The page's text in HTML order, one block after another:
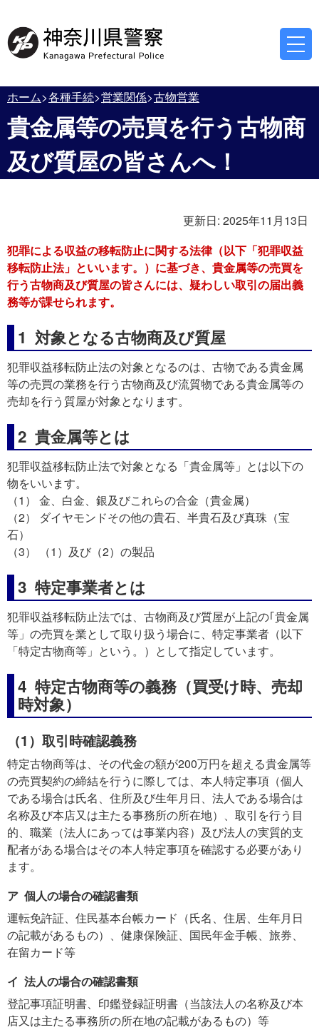
ホーム 各種手続 営業関係 古物営業
貴金属等の売買を行う古物商
及び質屋の皆さんへ！
更新日: 2025年11月13日
犯罪による収益の移転防止に関する法律（以下「犯罪収益
移転防止法」といいます。）に基づき、貴金属等の売買を
行う古物商及び質屋の皆さんには、疑わしい取引の届出義
務等が課せられます。
1 対象となる古物商及び質屋
犯罪収益移転防止法の対象となるのは、古物である貴金属
等の売買の業務を行う古物商及び流質物である貴金属等の
売却を行う質屋が対象となります。
2 貴金属等とは
犯罪収益移転防止法で対象となる「貴金属等」とは以下の
物をいいます。
（1） 金、白金、銀及びこれらの合金（貴金属）
（2） ダイヤモンドその他の貴石、半貴石及び真珠（宝
石）
（3） （1）及び（2）の製品
3 特定事業者とは
犯罪収益移転防止法では、古物商及び質屋が上記の｢貴金属
等」の売買を業として取り扱う場合に、特定事業者（以下
「特定古物商等」という。）として指定しています。
4 特定古物商等の義務（買受け時、売却
時対象）
（1）取引時確認義務
特定古物商等は、その代金の額が200万円を超える貴金属等
の売買契約の締結を行うに際しては、本人特定事項（個人
である場合は氏名、住所及び生年月日、法人である場合は
名称及び本店又は主たる事務所の所在地）、取引を行う目
的、職業（法人にあっては事業内容）及び法人の実質的支
配者がある場合はその本人特定事項を確認する必要があり
ます。
ア 個人の場合の確認書類
運転免許証、住民基本台帳カード（氏名、住居、生年月日
の記載があるもの）、健康保険証、国民年金手帳、旅券、
在留カード等
イ 法人の場合の確認書類
登記事項証明書、印鑑登録証明書（当該法人の名称及び本
店又は主たる事務所の所在地の記載があるもの）等